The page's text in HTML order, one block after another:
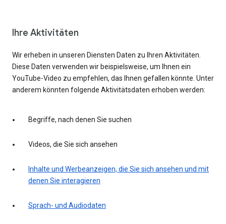
Ihre Aktivitäten
Wir erheben in unseren Diensten Daten zu Ihren Aktivitäten.
Diese Daten verwenden wir beispielsweise, um Ihnen ein
YouTube-Video zu empfehlen, das Ihnen gefallen könnte. Unter
anderem könnten folgende Aktivitätsdaten erhoben werden:
Begriffe, nach denen Sie suchen
Videos, die Sie sich ansehen
Inhalte und Werbeanzeigen, die Sie sich ansehen und mit
denen Sie interagieren
Sprach- und Audiodaten